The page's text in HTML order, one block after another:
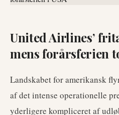
United Airlines’
mens forårsferien
Landskabet for amerikansk
af det intense operationelle
yderligere kompliceret af